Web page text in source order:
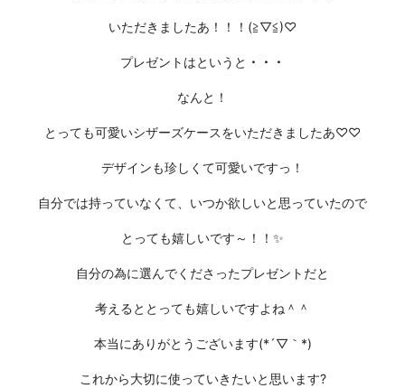
いただきましたあ！！！(≧▽≦)♡
プレゼントはというと ・・・
なんと！
とっても可愛いシザーズケースをいただきましたあ♡♡
デザインも珍しくて可愛いですっ！
自分では持っていなくて、いつか欲しいと思っていたので
とっても嬉しいです～！！ ✨
自分の為に選んでくださったプレゼントだと
考えるととっても嬉しいですよね＾＾
本当にありがとうございます(*´▽｀*)
これから大切に使っていきたいと思います?